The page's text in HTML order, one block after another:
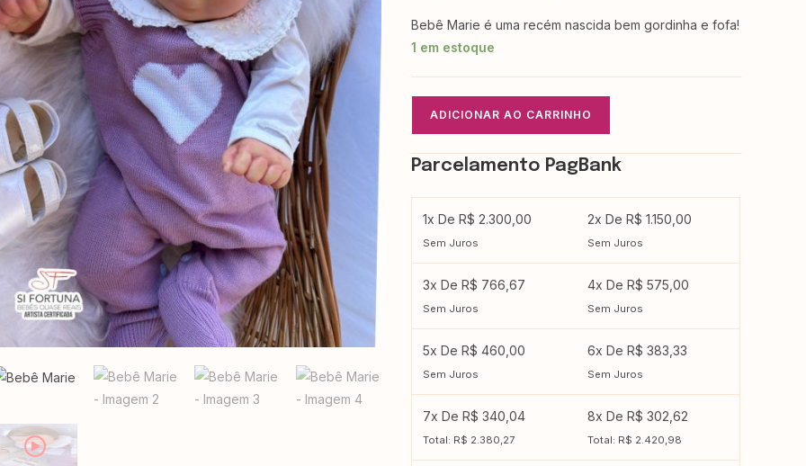
Bebê Marie é uma recém nascida bem gordinha e fofa!
1 em estoque
ADICIONAR AO CARRINHO
Parcelamento PagBank
1x De R$ 2.300,00
Sem Juros
2x De R$ 1.150,00
Sem Juros
3x De R$ 766,67
Sem Juros
4x De R$ 575,00
Sem Juros
5x De R$ 460,00
Sem Juros
6x De R$ 383,33
Sem Juros
7x De R$ 340,04
Total: R$ 2.380,27
8x De R$ 302,62
Total: R$ 2.420,98